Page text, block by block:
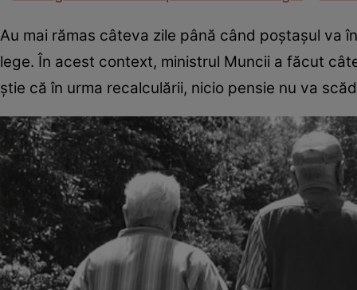
Au mai rămas câteva zile până când poştaşul va
lege. În acest context, ministrul Muncii a făcut
ştie că în urma recalculării, nicio pensie nu va